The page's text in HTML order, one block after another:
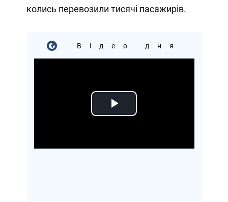
колись перевозили тисячі пасажирів.
Відео дня
Play